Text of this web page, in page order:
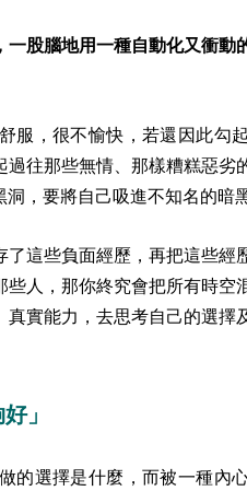
股腦地用一種自動化又衝動
服，很不愉快，若還因此勾
往那些無情、那樣糟糕惡劣
，要將自己吸進不知名的暗
這些負面經歷，再把這些經
人，那你終究會把所有時空
實能力，去思考自己的選擇
」
的選擇是什麼，而被一種內